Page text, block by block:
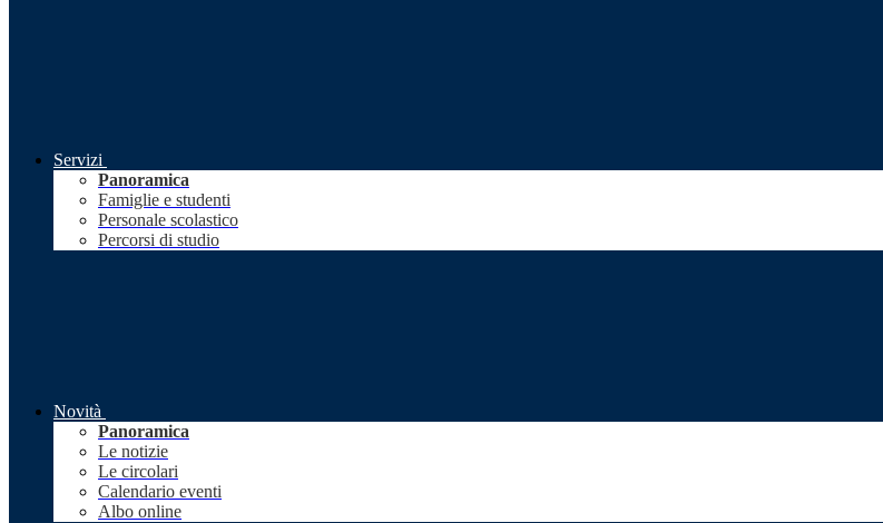
Servizi
Panoramica
Famiglie e studenti
Personale scolastico
Percorsi di studio
Novità
Panoramica
Le notizie
Le circolari
Calendario eventi
Albo online